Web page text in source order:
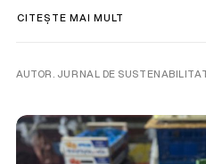
CITEȘTE MAI MULT
AUTOR. JURNAL DE